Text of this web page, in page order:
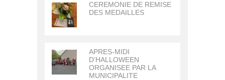
CEREMONIE DE REMISE
DES MEDAILLES
APRES-MIDI
D’HALLOWEEN
ORGANISEE PAR LA
MUNICIPALITE